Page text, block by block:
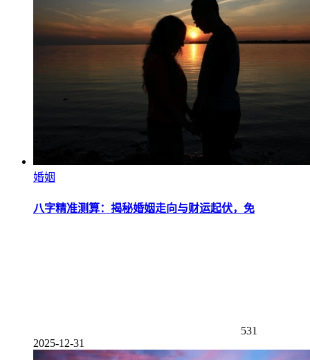
婚姻
八字精准测算：揭秘婚姻走向与财运起伏，免
531
2025-12-31